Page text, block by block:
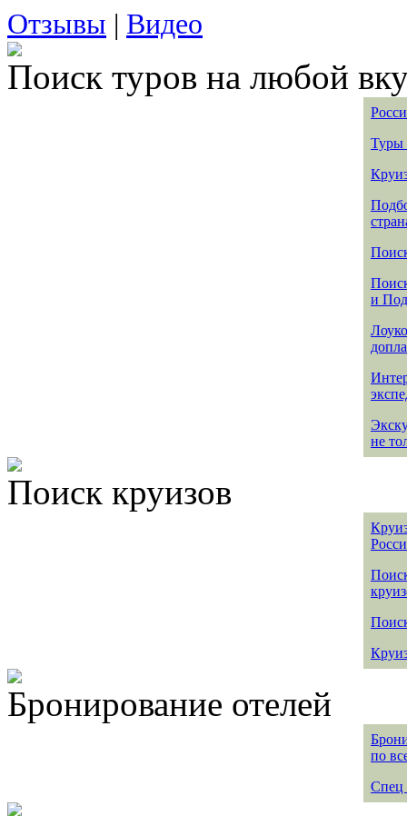
Отзывы | Видео
Поиск туров на любой
Туры
и
не
Поиск круизов
Бронирование отелей
по
Спец